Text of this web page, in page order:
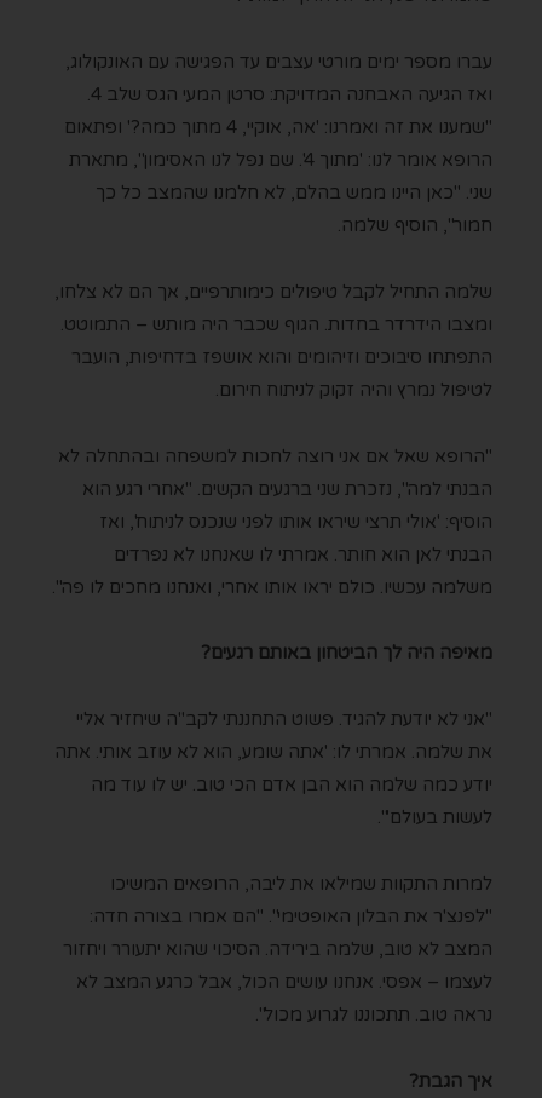
עברו מספר ימים מורטי עצבים עד הפגישה עם האונקולוג,
ואז הגיעה האבחנה המדויקת: סרטן המעי הגס שלב 4.
"שמענו את זה ואמרנו: 'אה, אוקיי, 4 מתוך כמה?' ופתאום
הרופא אומר לנו: 'מתוך 4'. שם נפל לנו האסימון", מתארת
שני. "כאן היינו ממש בהלם, לא חלמנו שהמצב כל כך
חמור", הוסיף שלמה.
שלמה התחיל לקבל טיפולים כימותרפיים, אך הם לא צלחו,
ומצבו הידרדר בחדות. הגוף שכבר היה מותש – התמוטט.
התפתחו סיבוכים וזיהומים והוא אושפז בדחיפות, הועבר
לטיפול נמרץ והיה זקוק לניתוח חירום.
"הרופא שאל אם אני רוצה לחכות למשפחה ובהתחלה לא
הבנתי למה", נזכרת שני ברגעים הקשים. "אחרי רגע הוא
הוסיף: 'אולי תרצי שיראו אותו לפני שנכנס לניתוח', ואז
הבנתי לאן הוא חותר. אמרתי לו שאנחנו לא נפרדים
משלמה עכשיו. כולם יראו אותו אחרי, ואנחנו מחכים לו פה".
מאיפה היה לך הביטחון באותם רגעים?
"אני לא יודעת להגיד. פשוט התחננתי לקב"ה שיחזיר אליי
את שלמה. אמרתי לו: 'אתה שומע, הוא לא עוזב אותי. אתה
יודע כמה שלמה הוא הבן אדם הכי טוב. יש לו עוד מה
לעשות בעולם'".
למרות התקוות שמילאו את ליבה, הרופאים המשיכו
"לפנצ'ר את הבלון האופטימי". "הם אמרו בצורה חדה:
המצב לא טוב, שלמה בירידה. הסיכוי שהוא יתעורר ויחזור
לעצמו – אפסי. אנחנו עושים הכול, אבל כרגע המצב לא
נראה טוב. תתכוננו לגרוע מכול".
איך הגבת?